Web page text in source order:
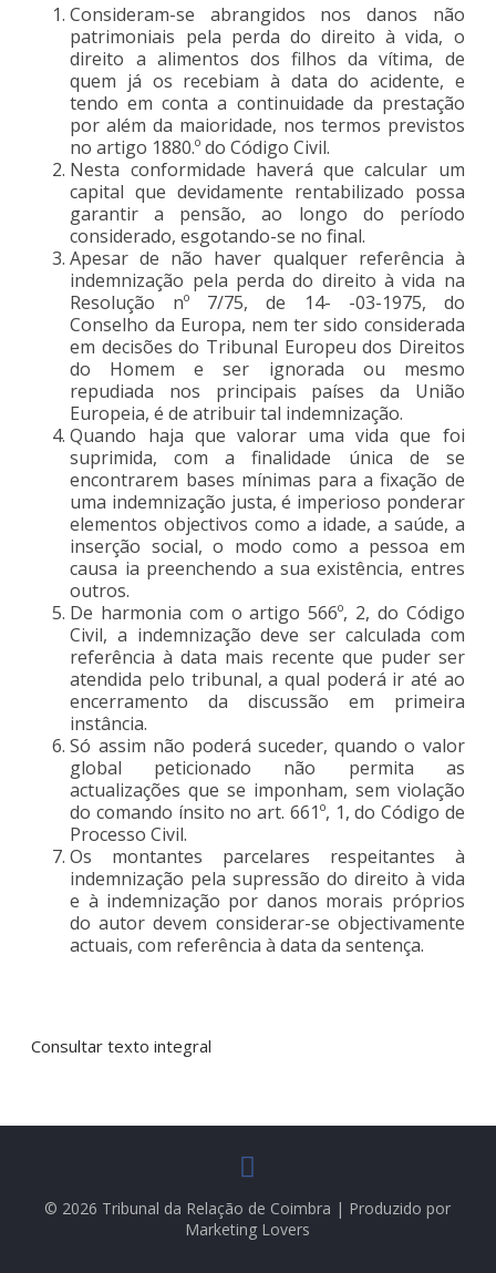
Consideram-se abrangidos nos danos não
patrimoniais pela perda do direito à vida, o
direito a alimentos dos filhos da vítima, de
quem já os recebiam à data do acidente, e
tendo em conta a continuidade da prestação
por além da maioridade, nos termos previstos
no artigo 1880.º do Código Civil.
Nesta conformidade haverá que calcular um
capital que devidamente rentabilizado possa
garantir a pensão, ao longo do período
considerado, esgotando-se no final.
Apesar de não haver qualquer referência à
indemnização pela perda do direito à vida na
Resolução nº 7/75, de 14- -03-1975, do
Conselho da Europa, nem ter sido considerada
em decisões do Tribunal Europeu dos Direitos
do Homem e ser ignorada ou mesmo
repudiada nos principais países da União
Europeia, é de atribuir tal indemnização.
Quando haja que valorar uma vida que foi
suprimida, com a finalidade única de se
encontrarem bases mínimas para a fixação de
uma indemnização justa, é imperioso ponderar
elementos objectivos como a idade, a saúde, a
inserção social, o modo como a pessoa em
causa ia preenchendo a sua existência, entres
outros.
De harmonia com o artigo 566º, 2, do Código
Civil, a indemnização deve ser calculada com
referência à data mais recente que puder ser
atendida pelo tribunal, a qual poderá ir até ao
encerramento da discussão em primeira
instância.
Só assim não poderá suceder, quando o valor
global peticionado não permita as
actualizações que se imponham, sem violação
do comando ínsito no art. 661º, 1, do Código de
Processo Civil.
Os montantes parcelares respeitantes à
indemnização pela supressão do direito à vida
e à indemnização por danos morais próprios
do autor devem considerar-se objectivamente
actuais, com referência à data da sentença.
Consultar texto integral
© 2026 Tribunal da Relação de Coimbra | Produzido por
Marketing Lovers